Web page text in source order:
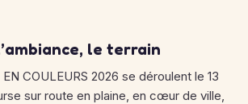
le terrain
COULEURS 2026 se déroulent le 13
sur route en plaine, en cœur de ville,